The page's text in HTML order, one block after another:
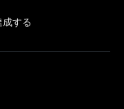
成する